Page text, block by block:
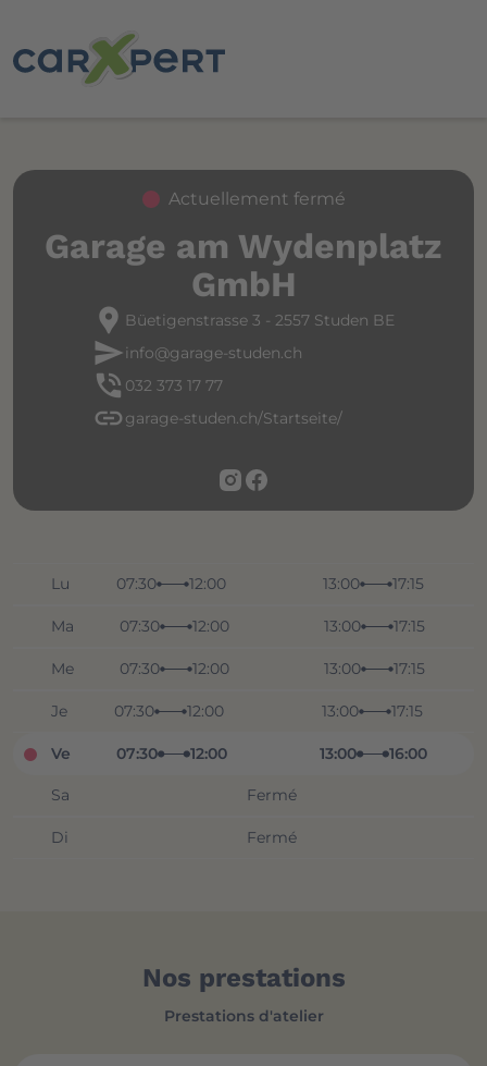
Actuellement fermé
Garage am Wydenplatz
GmbH
location_pin Büetigenstrasse 3 - 2557 Studen BE
sendinfo@garage-studen.ch
phone_in_talk 032 373 17 77
link garage-studen.ch/Startseite/
Lu 07:30 12:00 13:00 17:15
Ma 07:30 12:00 13:00 17:15
Me 07:30 12:00 13:00 17:15
Je 07:30 12:00 13:00 17:15
Ve 07:30 12:00 13:00 16:00
Sa Fermé
Di Fermé
Nos prestations
Prestations d'atelier